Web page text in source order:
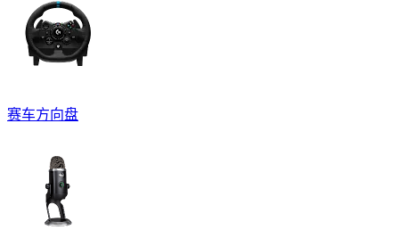
赛车方向盘